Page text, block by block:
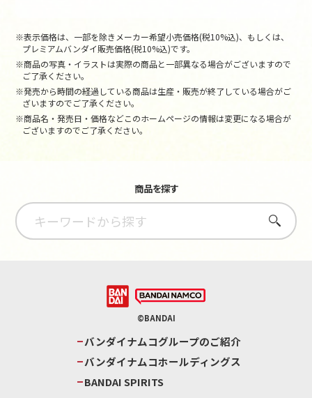
※表示価格は、一部を除きメーカー希望小売価格(税10%込)、もしくは、
プレミアムバンダイ販売価格(税10%込)です。
※商品の写真・イラストは実際の商品と一部異なる場合がございますので
ご了承ください。
※発売から時間の経過している商品は生産・販売が終了している場合がご
ざいますのでご了承ください。
※商品名・発売日・価格などこのホームページの情報は変更になる場合が
ございますのでご了承ください。
商品を探す
さがす
©BANDAI
バンダイナムコグループのご紹介
バンダイナムコホールディングス
BANDAI SPIRITS